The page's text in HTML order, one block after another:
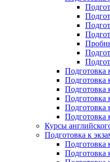
Подготовка
Подготовка
Подготовка
Подготовка
Подготовка
Курсы
Подготовка к
Подготовка
Подготовка